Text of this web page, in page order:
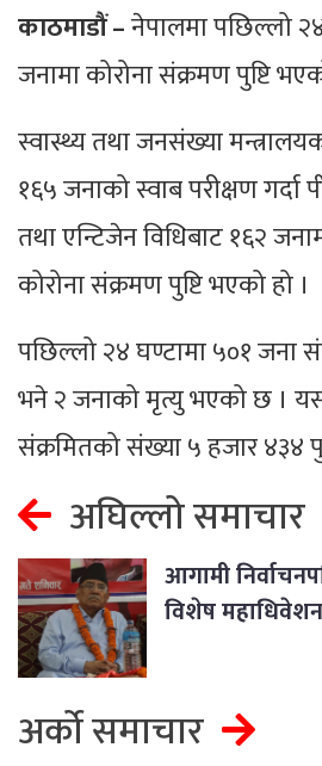
काठमाडौं –नेपालमा पछिल्लो
जनामा कोरोना संक्रमण पुष्टि
स्वास्थ्य तथा जनसंख्या
१६५ जनाको स्वाब परीक्षण गर्दा
तथा एन्टिजेन विधिबाट १६२
कोरोना संक्रमण पुष्टि भएको हो ।
पछिल्लो २४ घण्टामा ५०१
भने २ जनाको मृत्यु भएको छ ।
संक्रमितको संख्या ५ हजार ४३४
अघिल्लो समाचार
आगामी
विशेष
अर्को समाचार